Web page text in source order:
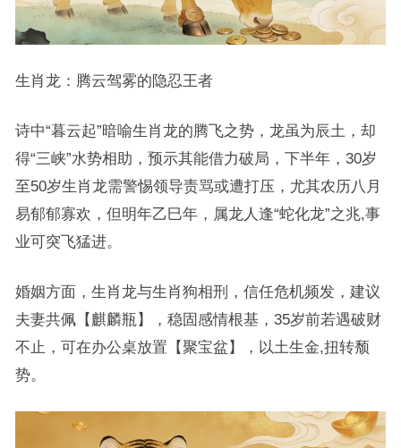
生肖龙：腾云驾雾的隐忍王者
诗中“暮云起”暗喻生肖龙的腾飞之势，龙虽为辰土，却
得“三峡”水势相助，预示其能借力破局，下半年，30岁
至50岁生肖龙需警惕领导责骂或遭打压，尤其农历八月
易郁郁寡欢，但明年乙巳年，属龙人逢“蛇化龙”之兆,事
业可突飞猛进。
婚姻方面，生肖龙与生肖狗相刑，信任危机频发，建议
夫妻共佩【麒麟瓶】，稳固感情根基，35岁前若遇破财
不止，可在办公桌放置【聚宝盆】，以土生金,扭转颓
势。